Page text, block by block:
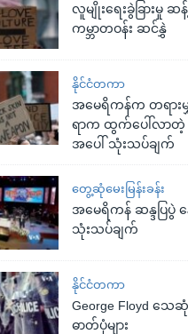
လူမျိုးရေးခွဲခြားမှု ဆ
ကမ္ဘာတဝန်း ဆင်နွှဲ
နိုင်ငံတကာ
အမေရိကန်က တရားမ
ရာက ထွက်ပေါ်လာတဲ့
အပေါ် သုံးသပ်ချက်
တွေ့ဆုံမေးမြန်းခန်း
အမေရိကန် ဆန္ဒပြပွဲ
သုံးသပ်ချက်
နိုင်ငံတကာ
George Floyd သေ
ဓာတ်ပုံများ